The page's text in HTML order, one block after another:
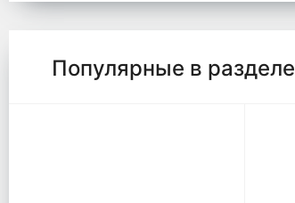
Популярные в разделе